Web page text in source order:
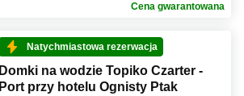
Cena gwarantowana
Natychmiastowa rezerwacja
Domki na wodzie Topiko Czarter -
Port przy hotelu Ognisty Ptak